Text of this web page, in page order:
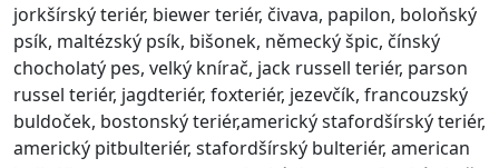
jorkšírský teriér, biewer teriér, čivava, papilon, boloňský
psík, maltézský psík, bišonek, německý špic, čínský
chocholatý pes, velký knírač, jack russell teriér, parson
russel teriér, jagdteriér, foxteriér, jezevčík, francouzský
buldoček, bostonský teriér,americký stafordšírský teriér,
americký pitbulteriér, stafordšírský bulteriér, american